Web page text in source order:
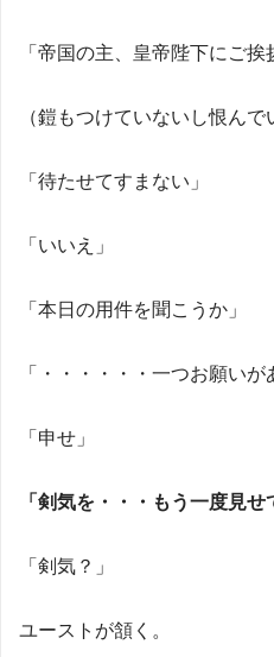
「帝国の主、皇帝陛下にご挨
（鎧もつけていないし恨んで
「待たせてすまない」
「いいえ」
「本日の用件を聞こうか」
「・・・・・・一つお願いが
「申せ」
「剣気を・・・もう一度見
「剣気？」
ユーストが頷く。